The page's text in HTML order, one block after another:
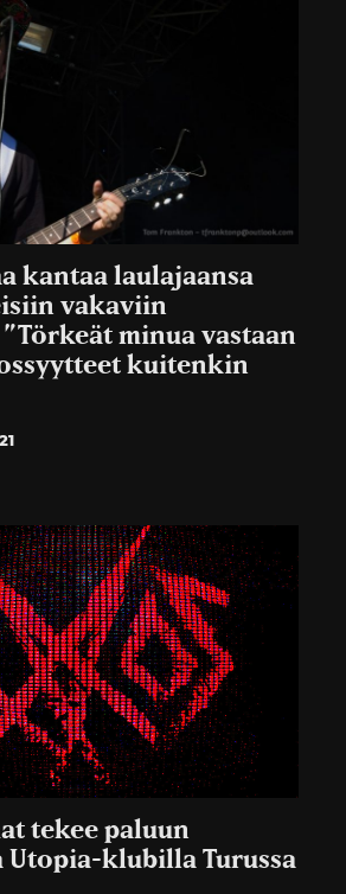
kantaa laulajaansa
vakaviin
minua vastaan
kuitenkin
tekee paluun
Utopia-klubilla Turussa